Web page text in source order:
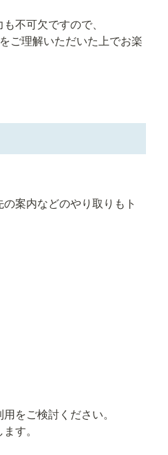
不可欠ですので、
ご理解いただいた上でお楽
案内などのやり取りもト
をご検討ください。